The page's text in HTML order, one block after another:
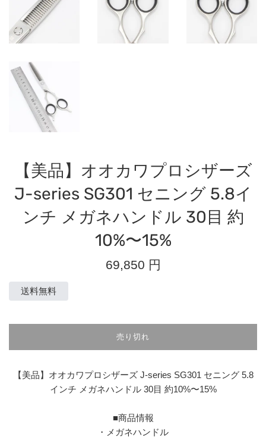
【美品】オオカワプロシザーズ
J-series SG301 セニング 5.8イ
ンチ メガネハンドル 30目 約
10%〜15%
通
69,850 円
送料無料
売り切れ
【美品】オオカワプロシザーズ J-series SG301 セニング 5.8
インチ メガネハンドル 30目 約10%〜15%
■商品情報
・メガネハンドル